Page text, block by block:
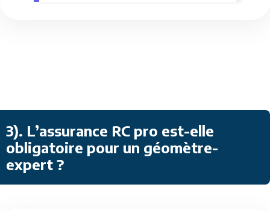
3). L’assurance RC pro est-elle
obligatoire pour un géomètre-
expert ?